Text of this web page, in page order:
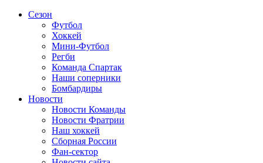
Сезон
Футбол
Хоккей
Мини-Футбол
Регби
Команда Спартак
Наши соперники
Бомбардиры
Новости
Новости Команды
Новости Фратрии
Наш хоккей
Сборная России
Фан-cектор